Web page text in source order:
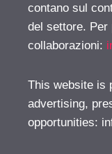
contano sul
del settore. Per
collaborazioni:
This website is
advertising,
opportunities: